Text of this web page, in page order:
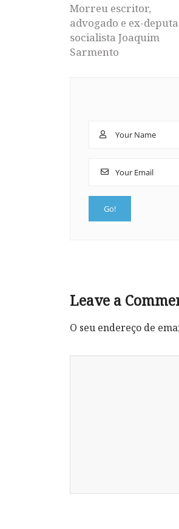
Morreu escritor,
advogado e ex-
socialista Joaquim
Sarmento
Leave a
O seu endereço de